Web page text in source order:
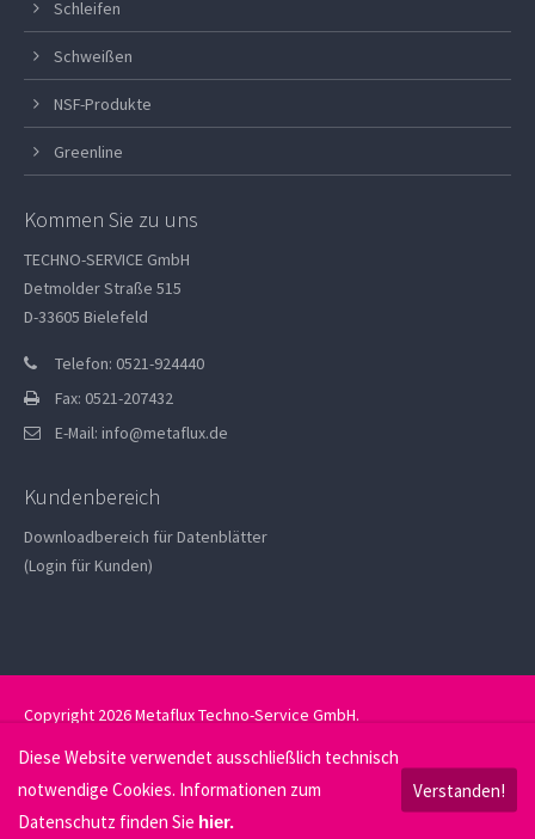
Schleifen
Schweißen
NSF-Produkte
Greenline
Kommen Sie zu uns
TECHNO-SERVICE GmbH
Detmolder Straße 515
D-33605 Bielefeld
Telefon: 0521-924440
Fax: 0521-207432
E-Mail: info@metaflux.de
Kundenbereich
Downloadbereich für Datenblätter
(Login für Kunden)
Copyright 2026 Metaflux Techno-Service GmbH.
Datenschutz
Impressum
Diese Website verwendet ausschließlich technisch
notwendige Cookies. Informationen zum
Datenschutz finden Sie hier.
Verstanden!